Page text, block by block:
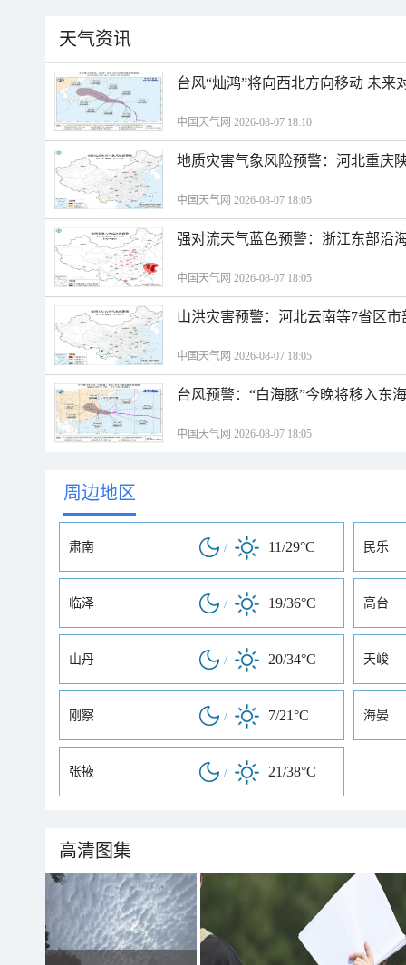
天气资讯
台风“灿鸿”将向西北方向移动 未来
中国天气网 2026-08-07 18:10
地质灾害气象风险预警：河北重庆
中国天气网 2026-08-07 18:05
强对流天气蓝色预警：浙江东部沿
中国天气网 2026-08-07 18:05
山洪灾害预警：河北云南等7省区
中国天气网 2026-08-07 18:05
台风预警：“白海豚”今晚将移入东
中国天气网 2026-08-07 18:05
周边地区
肃南 / 11/29°C 民乐
临泽 / 19/36°C 高台
山丹 / 20/34°C 天峻
刚察 / 7/21°C 海晏
张掖 / 21/38°C
高清图集